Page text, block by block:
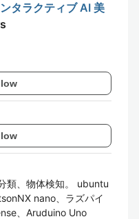
タラクティブ AI 美
類、物体検知。 ubuntu
nano、ラズパイ
、Aruduino Uno